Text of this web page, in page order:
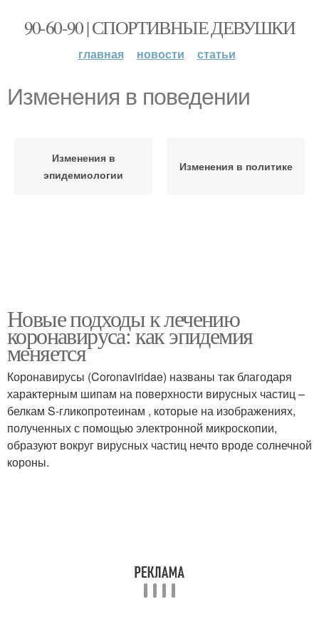
90-60-90 | СПОРТИВНЫЕ ДЕВУШКИ
главная новости статьи
Изменения в поведении
Изменения в
эпидемиологии
Изменения в политике
Новые подходы к лечению
коронавируса: как эпидемия
меняется
Коронавирусы (Coronaviridae) названы так благодаря
характерным шипам на поверхности вирусных частиц –
белкам S-гликопротеинам , которые на изображениях,
полученных с помощью электронной микроскопии,
образуют вокруг вирусных частиц нечто вроде солнечной
короны.